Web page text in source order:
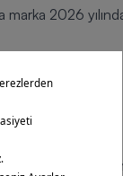
2026
kullanıcı